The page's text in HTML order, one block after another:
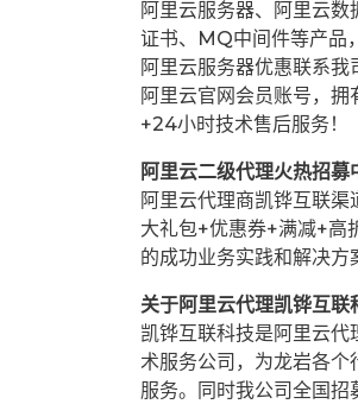
阿里云服务器、阿里云
证书、MQ中间件等产品
阿里云服务器优惠联系我
阿里云官网会员账号，
+24小时技术售后服务！
阿里云二级代理火热招募
阿里云代理商凯铧互联
大礼包+优惠券+满减+高
的成功业务实践和解决方
关于阿里云代理凯铧互联
凯铧互联科技是阿里云
术服务公司，为龙岩各
服务。同时我公司全国